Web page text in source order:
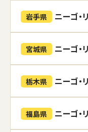
岩手県 ニーゴ・
宮城県 ニーゴ・
栃木県 ニーゴ・
福島県 ニーゴ・